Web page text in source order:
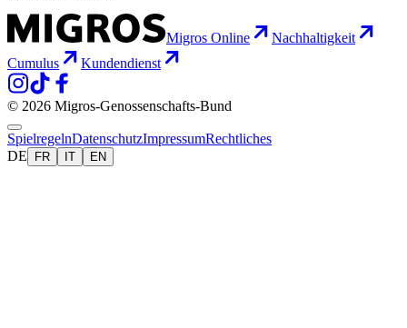
Migros Online
Nachhaltigkeit
Cumulus
Kundendienst
© 2026 Migros-Genossenschafts-Bund
SpielregelnDatenschutzImpressumRechtliches
DE
FR IT EN